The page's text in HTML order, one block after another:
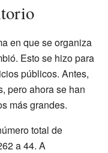
en que se organiza
Esto se hizo para
públicos. Antes,
pero ahora se han
más grandes.
total de
a 44. A